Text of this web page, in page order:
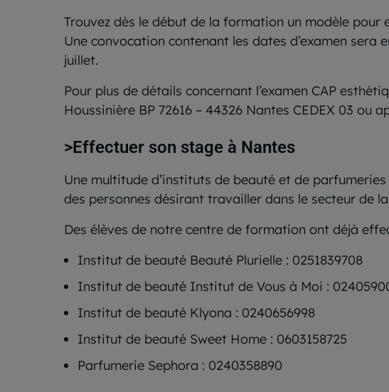
Trouvez dès le début de la formation un modèle
Une convocation contenant les dates d’examen
juillet.
Pour plus de détails concernant l’examen CAP
Houssinière BP 72616 – 44326 Nantes CEDEX 03 ou
>Effectuer son stage à Nantes
Une multitude d’instituts de beauté et de
des personnes désirant travailler dans le secteur de
Des élèves de notre centre de formation ont déjà
Institut de beauté Beauté Plurielle : 0251839708
Institut de beauté Institut de Vous à Moi :
Institut de beauté Klyona : 0240656998
Institut de beauté Sweet Home : 0603158725
Parfumerie Sephora : 0240358890